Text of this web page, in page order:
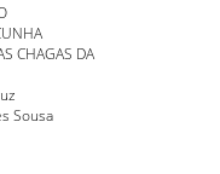
CHAGAS DA
Sousa